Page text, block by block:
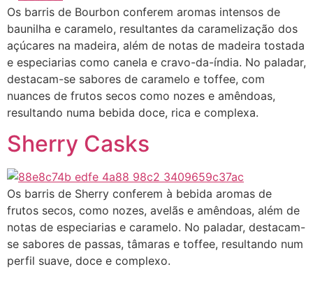
Os barris de Bourbon conferem aromas intensos de
baunilha e caramelo, resultantes da caramelização dos
açúcares na madeira, além de notas de madeira tostada
e especiarias como canela e cravo-da-índia. No paladar,
destacam-se sabores de caramelo e toffee, com
nuances de frutos secos como nozes e amêndoas,
resultando numa bebida doce, rica e complexa.
Sherry Casks
Os barris de Sherry conferem à bebida aromas de
frutos secos, como nozes, avelãs e amêndoas, além de
notas de especiarias e caramelo. No paladar, destacam-
se sabores de passas, tâmaras e toffee, resultando num
perfil suave, doce e complexo.